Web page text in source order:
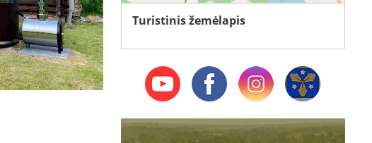
Turistinis žemėlapis